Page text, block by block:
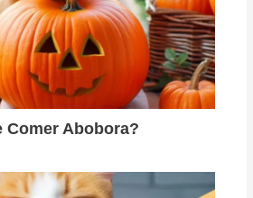
Comer Abobora?